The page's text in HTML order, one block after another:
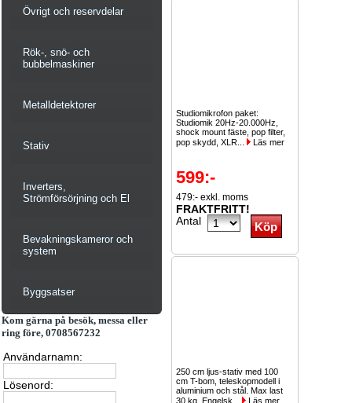
Övrigt och reservdelar
Rök-, snö- och
bubbelmaskiner
Metalldetektorer
Stativ
Inverters,
Strömförsörjning och El
Bevakningskameror och
system
Byggsatser
Kom gärna på besök, messa eller
ring före, 0708567232
Användarnamn:
Lösenord:
Studiomikrofon paket:
Studiomik 20Hz-20.000Hz,
shock mount fäste, pop filter,
pop skydd, XLR...
Läs mer
599:-
479:- exkl. moms
FRAKTFRITT!
Antal
250 cm ljus-stativ med 100
cm T-bom, teleskopmodell i
aluminium och stål. Max last
30 kg. Engelsk...
Läs mer